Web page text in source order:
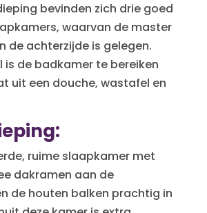
bevinden zich drie goed
waarvan de master
de achterzijde is gelegen.
is de badkamer te bereiken
uit een douche, wastafel en
ruime slaapkamer met
dakramen aan de
de houten balken prachtig in